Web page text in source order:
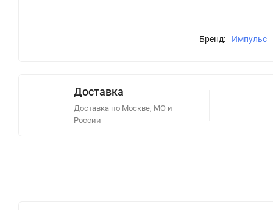
Бренд: Импульс
Доставка
Доставка по Москве, МО и
России